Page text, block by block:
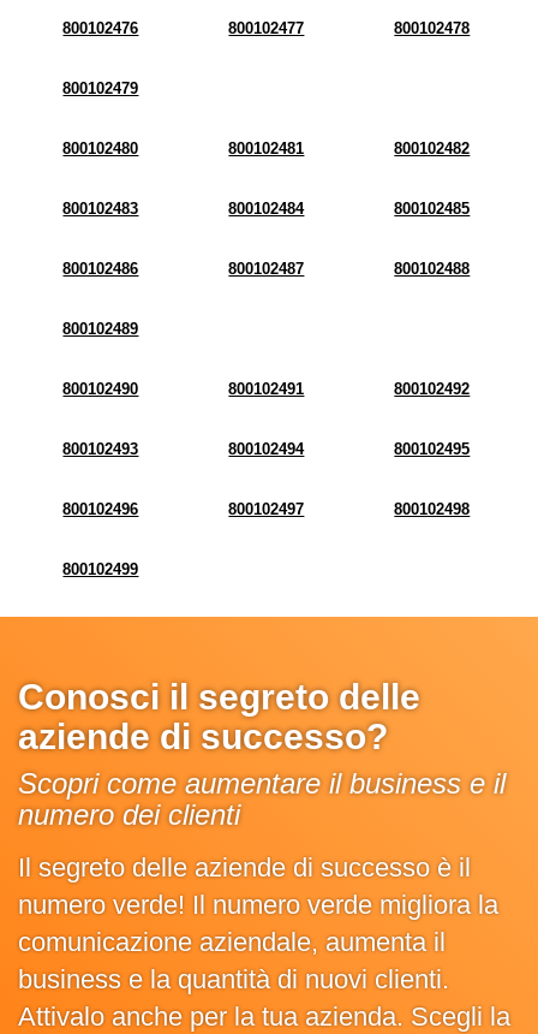
800102476 800102477 800102478
800102479
800102480 800102481 800102482
800102483 800102484 800102485
800102486 800102487 800102488
800102489
800102490 800102491 800102492
800102493 800102494 800102495
800102496 800102497 800102498
800102499
Conosci il segreto delle
aziende di successo?
Scopri come aumentare il business e il
numero dei clienti
Il segreto delle aziende di successo è il
numero verde! Il numero verde migliora la
comunicazione aziendale, aumenta il
business e la quantità di nuovi clienti.
Attivalo anche per la tua azienda. Scegli la